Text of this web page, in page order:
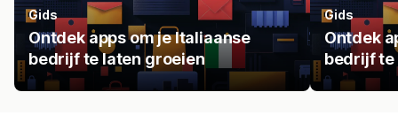
Gids
Ontdek apps om je Italiaanse
bedrijf te laten groeien
Gids
Ontdek
bedrijf te